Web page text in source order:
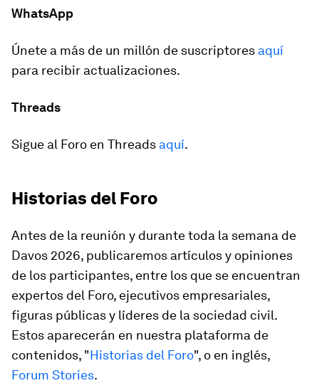
WhatsApp
Únete a más de un millón de suscriptores aquí
para recibir actualizaciones.
Threads
Sigue al Foro en Threads aquí.
Historias del Foro
Antes de la reunión y durante toda la semana de
Davos 2026, publicaremos artículos y opiniones
de los participantes, entre los que se encuentran
expertos del Foro, ejecutivos empresariales,
figuras públicas y líderes de la sociedad civil.
Estos aparecerán en nuestra plataforma de
contenidos, "Historias del Foro", o en inglés,
Forum Stories.